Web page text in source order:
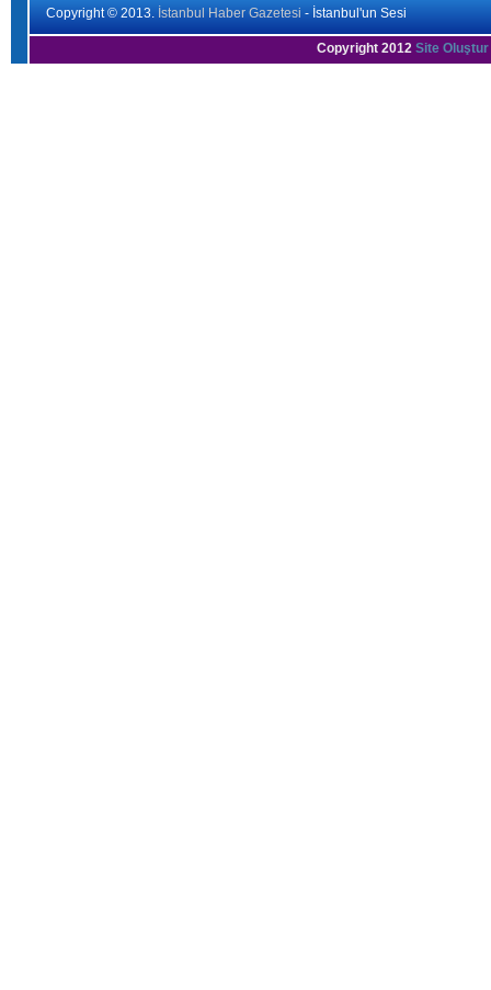
Copyright © 2013. İstanbul Haber Gazetesi - İstanbul'un Sesi
Copyright 2012 Site Oluştur